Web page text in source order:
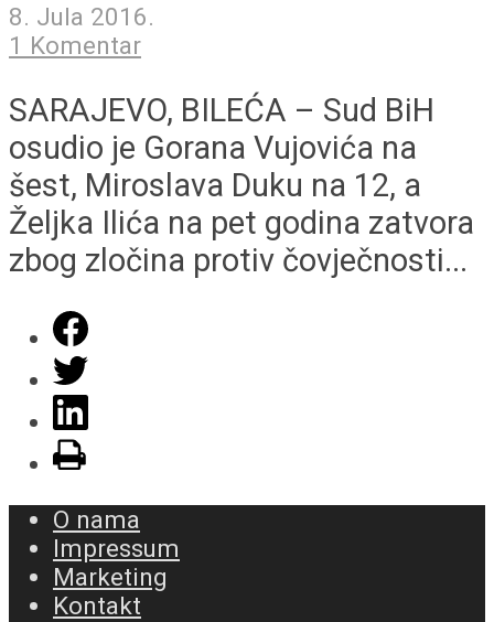
8. Jula 2016.
1 Komentar
SARAJEVO, BILEĆA – Sud BiH
osudio je Gorana Vujovića na
šest, Miroslava Duku na 12, a
Željka Ilića na pet godina zatvora
zbog zločina protiv čovječnosti...
O nama
Impressum
Marketing
Kontakt